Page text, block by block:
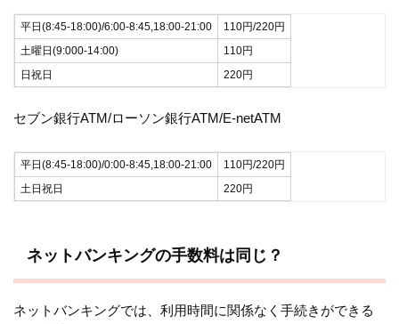
平日(8:45-18:00)/6:00-8:45,18:00-21:00
110円/220円
土曜日(9:000-14:00)
110円
日祝日
220円
セブン銀行ATM/ローソン銀行ATM/E-netATM
平日(8:45-18:00)/0:00-8:45,18:00-21:00
110円/220円
土日祝日
220円
ネットバンキングの手数料は同じ？
ネットバンキングでは、利用時間に関係なく手続きができる